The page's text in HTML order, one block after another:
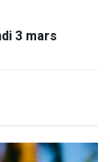
3 mars